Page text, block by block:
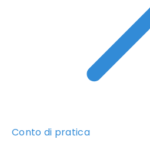
Conto di pratica